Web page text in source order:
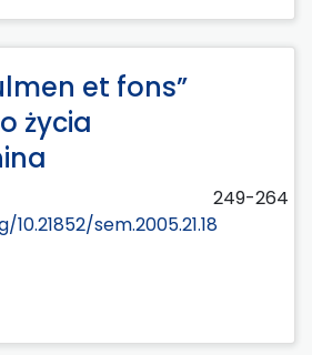
et fons”
życia
249-264
sem.2005.21.18